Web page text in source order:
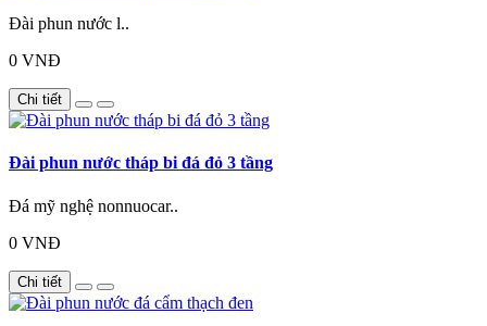
Đài phun nước l..
0 VNĐ
Chi tiết
Đài phun nước tháp bi đá đỏ 3 tầng
Đá mỹ nghệ nonnuocar..
0 VNĐ
Chi tiết